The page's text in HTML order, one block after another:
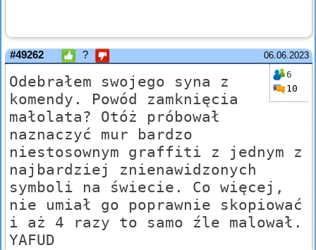
06.06.2023
#49262 ?
6
10
Odebrałem swojego syna z
komendy. Powód zamknięcia
małolata? Otóż próbował
naznaczyć mur bardzo
niestosownym graffiti z jednym z
najbardziej znienawidzonych
symboli na świecie. Co więcej,
nie umiał go poprawnie skopiować
i aż 4 razy to samo źle malował.
YAFUD